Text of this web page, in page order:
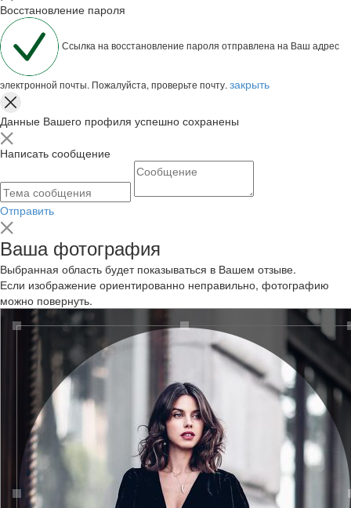
Восстановление пароля
Ссылка на восстановление пароля отправлена на Ваш адрес
электронной почты. Пожалуйста, проверьте почту. закрыть
Данные Вашего профиля успешно сохранены
Написать сообщение
Отправить
Ваша фотография
Выбранная область будет показываться в Вашем отзыве.
Если изображение ориентированно неправильно, фотографию
можно повернуть.